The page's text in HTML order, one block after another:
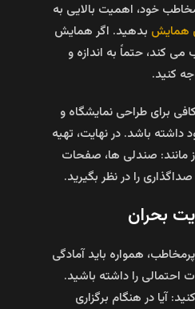
خود، اهمیت بالایی به
همایش بدهید. اگر همایش
کند، حتماً به اندازه و
کنید.
برای طراحی نمایشگاه و
باشد. در نهایت، تهیه
مانند: صندلی‌ ها، صفحات
را در نظر بگیرید.
بحران
همواره باید آمادگی
احتمالی را داشته باشید.
آیا در هنگام برگزاری